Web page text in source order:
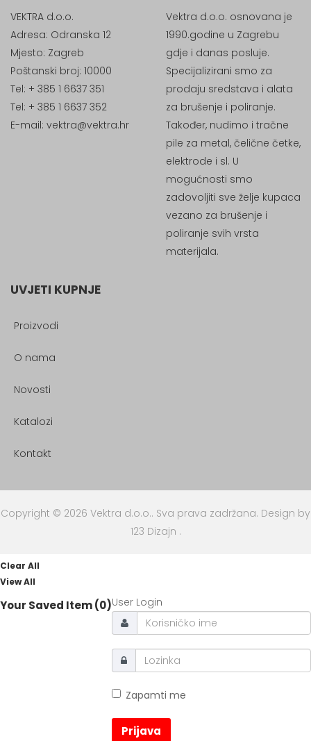
VEKTRA d.o.o.
Adresa: Odranska 12
Mjesto: Zagreb
Poštanski broj: 10000
Tel: + 385 1 6637 351
Tel: + 385 1 6637 352
E-mail: vektra@vektra.hr
Vektra d.o.o. osnovana je
1990.godine u Zagrebu
gdje i danas posluje.
Specijalizirani smo za
prodaju sredstava i alata
za brušenje i poliranje.
Također, nudimo i tračne
pile za metal, čelične četke,
elektrode i sl. U
mogućnosti smo
zadovoljiti sve želje kupaca
vezano za brušenje i
poliranje svih vrsta
materijala.
UVJETI KUPNJE
Proizvodi
O nama
Novosti
Katalozi
Kontakt
Copyright © 2026 Vektra d.o.o.. Sva prava zadržana. Design by
123 Dizajn .
Clear All
View All
Your Saved Item (0)User Login
Zapamti me